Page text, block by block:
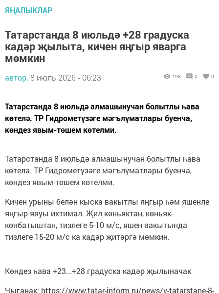
ЯҢАЛЫКЛАР
Татарстанда 8 июльдә +28 градуска
кадәр җылыта, кичен яңгыр яварга
мөмкин
автор, 8 июль 2026 - 06:23 198 0 0
Татарстанда 8 июльдә алмашынучан болытлы һава
көтелә. ТР Гидрометүзәге мәгълүматлары буенча,
көндез явым-төшем көтелми.
Татарстанда 8 июльдә алмашынучан болытлы һава
көтелә. ТР Гидрометүзәге мәгълүматлары буенча,
көндез явым-төшем көтелми.
Кичен урыны белән кыска вакытлы яңгыр һәм яшенле
яңгыр явуы ихтимал. Җил көньяктан, көньяк-
көнбатыштан, тизлеге 5-10 м/с, яшен вакытында
тизлеге 15-20 м/с ка кадәр җитәргә мөмкин.
Көндез һава +23...+28 градуска кадәр җылыначак
Чыганак: https://www.tatar-inform.ru/news/v-tatarstane-8-